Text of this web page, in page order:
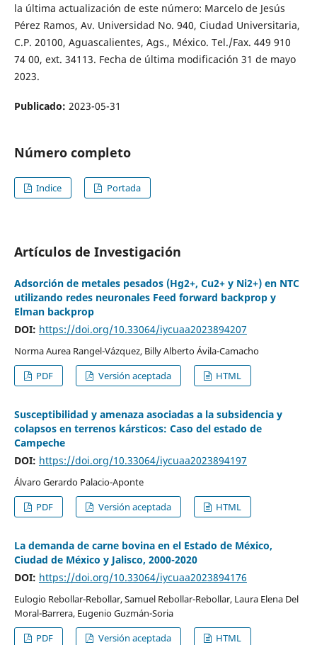
la última actualización de este número: Marcelo de Jesús
Pérez Ramos, Av. Universidad No. 940, Ciudad Universitaria,
C.P. 20100, Aguascalientes, Ags., México. Tel./Fax. 449 910
74 00, ext. 34113. Fecha de última modificación 31 de mayo
2023.
Publicado: 2023-05-31
Número completo
Indice Portada
Artículos de Investigación
Adsorción de metales pesados (Hg2+, Cu2+ y Ni2+) en NTC
utilizando redes neuronales Feed forward backprop y
Elman backprop
DOI: https://doi.org/10.33064/iycuaa2023894207
Norma Aurea Rangel-Vázquez, Billy Alberto Ávila-Camacho
PDF
Versión aceptada HTML
Susceptibilidad y amenaza asociadas a la subsidencia y
colapsos en terrenos kársticos: Caso del estado de
Campeche
DOI: https://doi.org/10.33064/iycuaa2023894197
Álvaro Gerardo Palacio-Aponte
PDF
Versión aceptada HTML
La demanda de carne bovina en el Estado de México,
Ciudad de México y Jalisco, 2000-2020
DOI: https://doi.org/10.33064/iycuaa2023894176
Eulogio Rebollar-Rebollar, Samuel Rebollar-Rebollar, Laura Elena Del
Moral-Barrera, Eugenio Guzmán-Soria
PDF
Versión aceptada HTML